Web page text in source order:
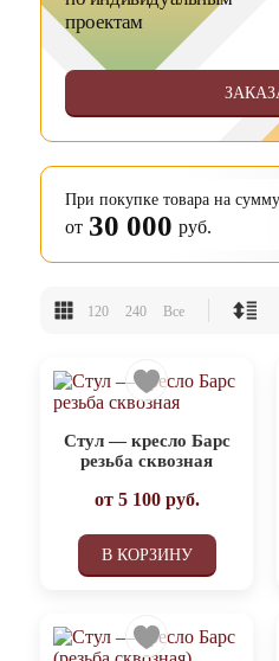
проектам
При покупке товара на сумму
от 30 000 руб.
120 240 Все
Стул — кресло Барс
резьба сквозная
от 5 100руб.
В КОРЗИНУ